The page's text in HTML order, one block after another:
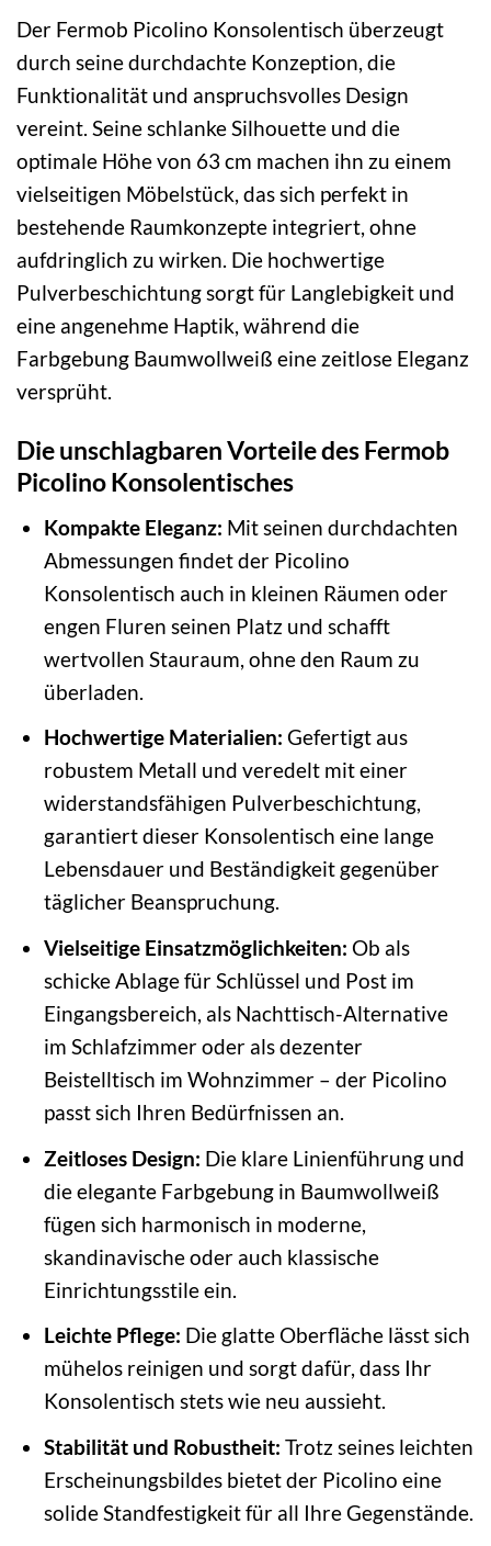
Der Fermob Picolino Konsolentisch überzeugt
durch seine durchdachte Konzeption, die
Funktionalität und anspruchsvolles Design
vereint. Seine schlanke Silhouette und die
optimale Höhe von 63 cm machen ihn zu einem
vielseitigen Möbelstück, das sich perfekt in
bestehende Raumkonzepte integriert, ohne
aufdringlich zu wirken. Die hochwertige
Pulverbeschichtung sorgt für Langlebigkeit und
eine angenehme Haptik, während die
Farbgebung Baumwollweiß eine zeitlose Eleganz
versprüht.
Die unschlagbaren Vorteile des Fermob
Picolino Konsolentisches
Kompakte Eleganz: Mit seinen durchdachten
Abmessungen findet der Picolino
Konsolentisch auch in kleinen Räumen oder
engen Fluren seinen Platz und schafft
wertvollen Stauraum, ohne den Raum zu
überladen.
Hochwertige Materialien: Gefertigt aus
robustem Metall und veredelt mit einer
widerstandsfähigen Pulverbeschichtung,
garantiert dieser Konsolentisch eine lange
Lebensdauer und Beständigkeit gegenüber
täglicher Beanspruchung.
Vielseitige Einsatzmöglichkeiten: Ob als
schicke Ablage für Schlüssel und Post im
Eingangsbereich, als Nachttisch-Alternative
im Schlafzimmer oder als dezenter
Beistelltisch im Wohnzimmer – der Picolino
passt sich Ihren Bedürfnissen an.
Zeitloses Design: Die klare Linienführung und
die elegante Farbgebung in Baumwollweiß
fügen sich harmonisch in moderne,
skandinavische oder auch klassische
Einrichtungsstile ein.
Leichte Pflege: Die glatte Oberfläche lässt sich
mühelos reinigen und sorgt dafür, dass Ihr
Konsolentisch stets wie neu aussieht.
Stabilität und Robustheit: Trotz seines leichten
Erscheinungsbildes bietet der Picolino eine
solide Standfestigkeit für all Ihre Gegenstände.